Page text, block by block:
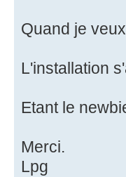
Quand je
L'installation
Etant le
Merci.
Lpg